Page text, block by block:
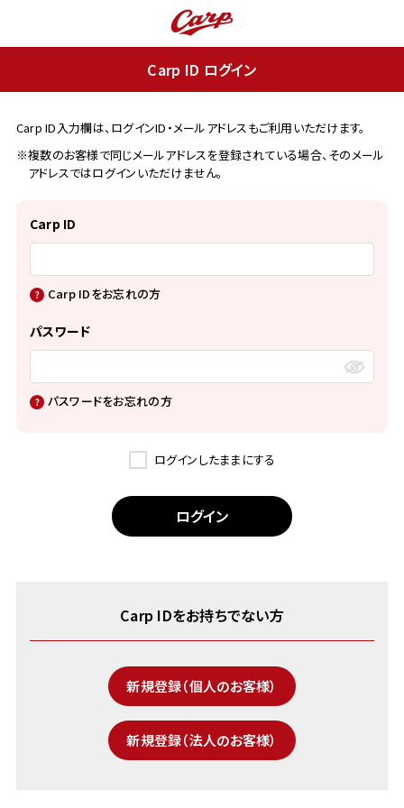
Carp ID ログイン
Carp ID入力欄は、ログインID・メールアドレスもご利用いただけます。
※複数のお客様で同じメールアドレスを登録されている場合、そのメール
アドレスではログインいただけません。
Carp ID
Carp IDをお忘れの方
パスワード
パスワードをお忘れの方
ログインしたままにする
Carp IDをお持ちでない方
新規登録（個人のお客様）
新規登録（法人のお客様）